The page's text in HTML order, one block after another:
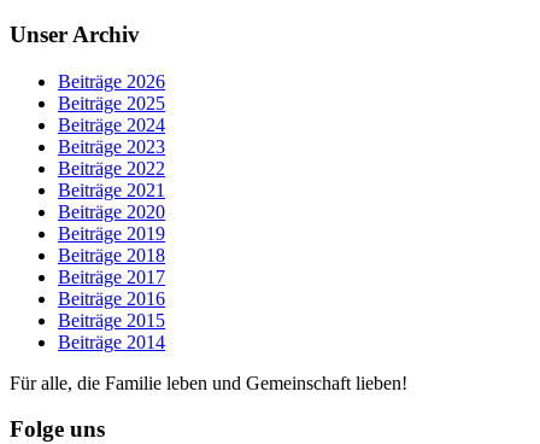
Unser Archiv
Beiträge 2026
Beiträge 2025
Beiträge 2024
Beiträge 2023
Beiträge 2022
Beiträge 2021
Beiträge 2020
Beiträge 2019
Beiträge 2018
Beiträge 2017
Beiträge 2016
Beiträge 2015
Beiträge 2014
Für alle, die Familie leben und Gemeinschaft lieben!
Folge uns